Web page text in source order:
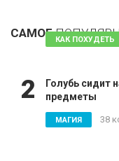
САМОЕ КАК ПОХУДЕТЬ
2
Голубь сидит
предметы
МАГИЯ 38